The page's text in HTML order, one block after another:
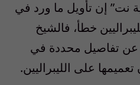
نت” إن تأويل ما ورد في
خطأ، فالشيخ
عن تفاصيل محددة في
على الليبراليين.